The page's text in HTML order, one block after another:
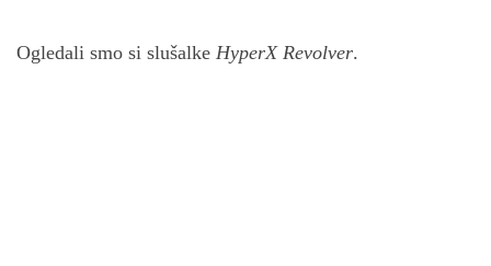
Ogledali smo si slušalke HyperX Revolver.